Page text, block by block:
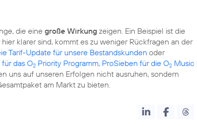
die eine große Wirkung zeigen. Ein Beispiel ist die
klarer sind, kommt es zu weniger Rückfragen an der
Tarif-Update für unsere Bestandskunden oder
das O2 Priority Programm, ProSieben für die O2 Music
uns auf unseren Erfolgen nicht ausruhen, sondern
am Markt zu bieten.